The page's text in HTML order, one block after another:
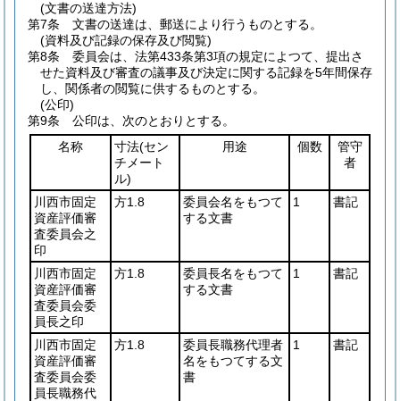
(文書の送達方法)
第7条
文書の送達は、郵送により行うものとする。
(資料及び記録の保存及び閲覧)
第8条
委員会は、法第433条第3項の規定によつて、提出さ
せた資料及び審査の議事及び決定に関する記録を5年間保存
し、関係者の閲覧に供するものとする。
(公印)
第9条
公印は、次のとおりとする。
名称
寸法(セン
チメート
ル)
用途 個数
管守
者
川西市固定
資産評価審
査委員会之
印
方1.8
委員会名をもつて
する文書
1 書記
川西市固定
資産評価審
査委員会委
員長之印
方1.8
委員長名をもつて
する文書
1 書記
川西市固定
資産評価審
査委員会委
員長職務代
方1.8
委員長職務代理者
名をもつてする文
書
1 書記